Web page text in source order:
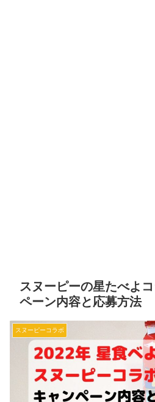
スヌーピーの星たべよ
ペーン内容と応募方法
スヌーピーコラボ